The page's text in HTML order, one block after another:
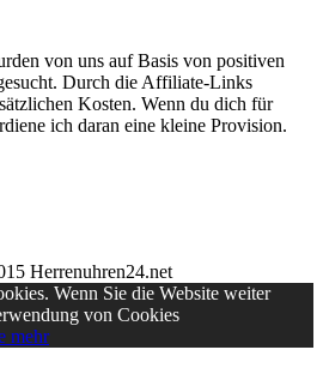
von uns auf Basis von positiven
Durch die Affiliate-Links
Kosten. Wenn du dich für
ich daran eine kleine Provision.
Herrenuhren24.net
Wenn Sie die Website weiter
von Cookies
mehr